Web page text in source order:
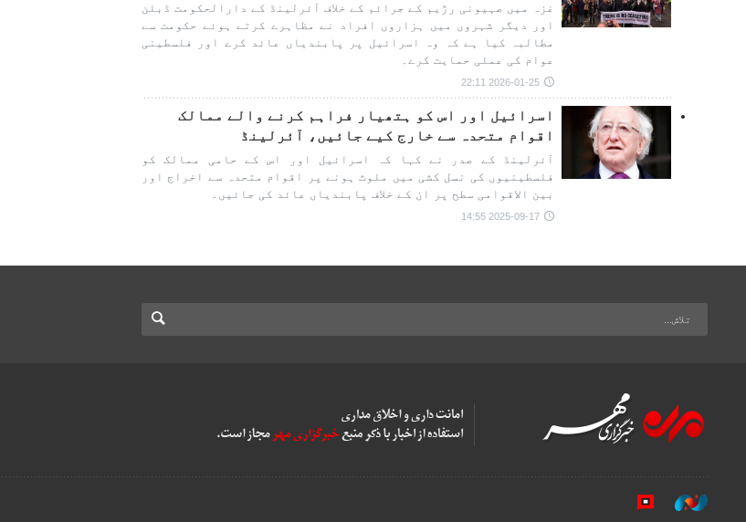
غزہ میں صہیونی رژیم کے جرائم کے خلاف آئرلینڈ کے دارالحکومت ڈبلن
اور دیگر شہروں میں ہزاروں افراد نے مظاہرے کرتے ہوئے حکومت سے
مطالبہ کیا ہے کہ وہ اسرائیل پر پابندیاں عائد کرے اور فلسطینی
عوام کی عملی حمایت کرے۔
2026-01-25 22:11
اسرائیل اور اس کو ہتھیار فراہم کرنے والے ممالک
اقوام متحدہ سے خارج کیے جائیں، آئرلینڈ
آئرلینڈ کے صدر نے کہا کہ اسرائیل اور اس کے حامی ممالک کو
فلسطینیوں کی نسل کشی میں ملوث ہونے پر اقوام متحدہ سے اخراج اور
بین الاقوامی سطح پر ان کے خلاف پابندیاں عائد کی جائیں۔
2025-09-17 14:55